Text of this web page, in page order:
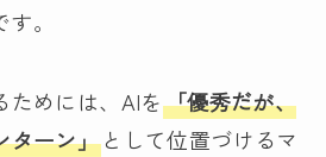
。
ためには、AIを「優秀だが、
ターン」 として位置づけるマ